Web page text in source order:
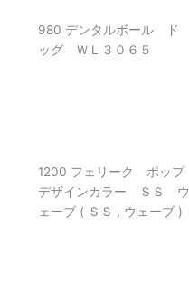
980 デンタルボール ド
ッグ ＷＬ３０６５
1200 フェリーク ポップ
デザインカラー ＳＳ ウ
ェーブ ( ＳＳ , ウェーブ )